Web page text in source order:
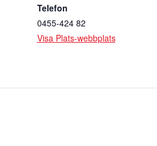
Telefon
0455-424 82
Visa Plats-webbplats